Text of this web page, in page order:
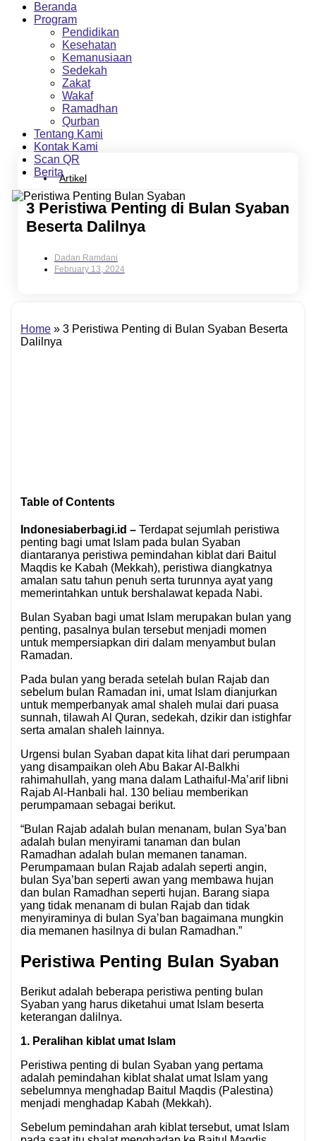
Beranda
Program
Pendidikan
Kesehatan
Kemanusiaan
Sedekah
Zakat
Wakaf
Ramadhan
Qurban
Tentang Kami
Kontak Kami
Scan QR
BeritaArtikel
3 Peristiwa Penting di Bulan Syaban
Beserta Dalilnya
Dadan Ramdani
February 13, 2024
Home »3 Peristiwa Penting di Bulan Syaban Beserta
Dalilnya
Table of Contents
Indonesiaberbagi.id – Terdapat sejumlah peristiwa
penting bagi umat Islam pada bulan Syaban
diantaranya peristiwa pemindahan kiblat dari Baitul
Maqdis ke Kabah (Mekkah), peristiwa diangkatnya
amalan satu tahun penuh serta turunnya ayat yang
memerintahkan untuk bershalawat kepada Nabi.
Bulan Syaban bagi umat Islam merupakan bulan yang
penting, pasalnya bulan tersebut menjadi momen
untuk mempersiapkan diri dalam menyambut bulan
Ramadan.
Pada bulan yang berada setelah bulan Rajab dan
sebelum bulan Ramadan ini, umat Islam dianjurkan
untuk memperbanyak amal shaleh mulai dari puasa
sunnah, tilawah Al Quran, sedekah, dzikir dan istighfar
serta amalan shaleh lainnya.
Urgensi bulan Syaban dapat kita lihat dari perumpaan
yang disampaikan oleh Abu Bakar Al-Balkhi
rahimahullah, yang mana dalam Lathaiful-Ma’arif libni
Rajab Al-Hanbali hal. 130 beliau memberikan
perumpamaan sebagai berikut.
“Bulan Rajab adalah bulan menanam, bulan Sya’ban
adalah bulan menyirami tanaman dan bulan
Ramadhan adalah bulan memanen tanaman.
Perumpamaan bulan Rajab adalah seperti angin,
bulan Sya’ban seperti awan yang membawa hujan
dan bulan Ramadhan seperti hujan. Barang siapa
yang tidak menanam di bulan Rajab dan tidak
menyiraminya di bulan Sya’ban bagaimana mungkin
dia memanen hasilnya di bulan Ramadhan.”
Peristiwa Penting Bulan Syaban
Berikut adalah beberapa peristiwa penting bulan
Syaban yang harus diketahui umat Islam beserta
keterangan dalilnya.
1. Peralihan kiblat umat Islam
Peristiwa penting di bulan Syaban yang pertama
adalah pemindahan kiblat shalat umat Islam yang
sebelumnya menghadap Baitul Maqdis (Palestina)
menjadi menghadap Kabah (Mekkah).
Sebelum pemindahan arah kiblat tersebut, umat Islam